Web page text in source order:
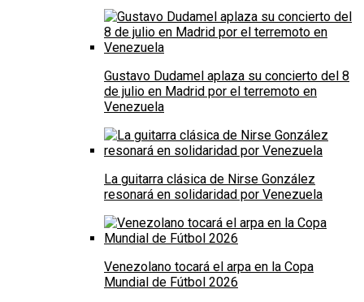
Gustavo Dudamel aplaza su concierto del 8
de julio en Madrid por el terremoto en
Venezuela
La guitarra clásica de Nirse González
resonará en solidaridad por Venezuela
Venezolano tocará el arpa en la Copa
Mundial de Fútbol 2026